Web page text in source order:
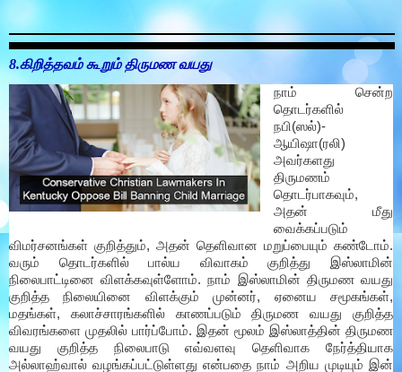
8.கிறித்தவம் கூறும் திருமண வயது
நாம் சென்ற
தொடர்களில்
நபி(ஸல்)-
ஆயிஷா(ரலி)
அவர்களது
திருமணம்
தொடர்பாகவும்,
அதன் மீது
வைக்கப்படும்
விமர்சனங்கள் குறித்தும், அதன் தெளிவான மறுப்பையும் கண்டோம்.
வரும் தொடர்களில் பால்ய விவாகம் குறித்து இஸ்லாமின்
நிலைபாட்டினை விளக்கவுள்ளோம். நாம் இஸ்லாமின் திருமண வயது
குறித்த நிலையினை விளக்கும் முன்னர், ஏனைய சமூகங்கள்,
மதங்கள், கலாச்சாரங்களில் காணப்படும் திருமண வயது குறித்த
விவரங்களை முதலில் பார்ப்போம். இதன் மூலம் இஸ்லாத்தின் திருமண
வயது குறித்த நிலைபாடு எவ்வளவு தெளிவாக நேர்த்தியாக
அல்லாஹ்வால் வழங்கப்பட்டுள்ளது என்பதை நாம் அறிய முடியும் இன்